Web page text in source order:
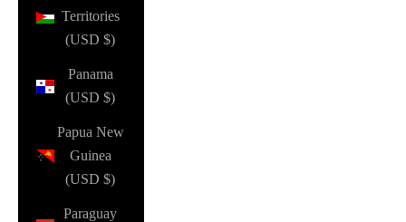
Territories
(USD $)
Panama
(USD $)
Papua New
Guinea
(USD $)
Paraguay